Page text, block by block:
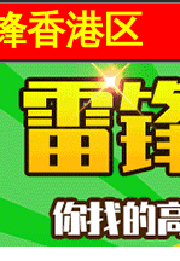
香港区